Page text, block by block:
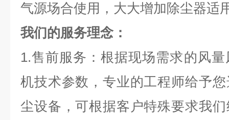
气源场合使用，大大增加除尘器适
我们的服务理念：
1.售前服务：根据现场需求的风
机技术参数，专业的工程师给予
尘设备，可根据客户特殊要求我